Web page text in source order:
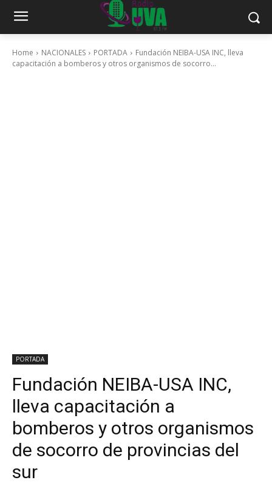
Home NACIONALES PORTADA
Fundación NEIBA-USA INC, lleva
capacitación a bomberos y otros organismos de socorro...
PORTADA
Fundación NEIBA-USA INC,
lleva capacitación a
bomberos y otros organismos
de socorro de provincias del
sur